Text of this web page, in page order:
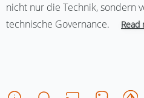
nicht nur die Technik, sondern
technische Governance.
Read